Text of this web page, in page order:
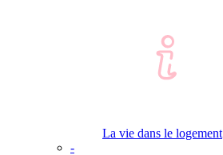
La vie dans le logement
-